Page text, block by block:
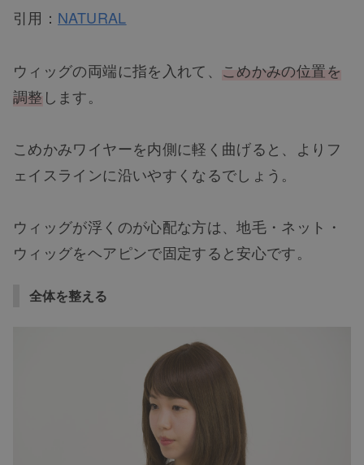
引用： NATURAL
ウィッグの両端に指を入れて、 こめかみの位置を
調整 します。
こめかみワイヤーを内側に軽く曲げると、よりフ
ェイスラインに沿いやすくなるでしょう。
ウィッグが浮くのが心配な方は、地毛・ネット・
ウィッグをヘアピンで固定すると安心です。
全体を整える